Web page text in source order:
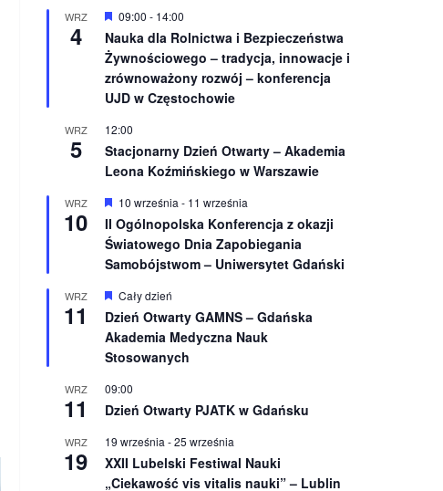
n
e
WRZ
4
W
r
ó
ż
n
i
n
e
09:00 - 14:00
Nauka dla Rolnictwa i Bezpieczeństwa
Żywnościowego – tradycja, innowacje i
zrównoważony rozwój – konferencja
UJD w Częstochowie
WRZ
5
12:00
Stacjonarny Dzień Otwarty – Akademia
Leona Koźmińskiego w Warszawie
WRZ
10
W
y
r
ó
ż
n
o
n
e
10 września - 11 września
II Ogólnopolska Konferencja z okazji
Światowego Dnia Zapobiegania
Samobójstwom – Uniwersytet Gdański
WRZ
11
W
y
r
ó
ż
n
o
n
Cały dzień
Dzień Otwarty GAMNS – Gdańska
Akademia Medyczna Nauk
Stosowanych
WRZ
11
09:00
Dzień Otwarty PJATK w Gdańsku
WRZ
19
19 września -25 września
XXII Lubelski Festiwal Nauki
„Ciekawość vis vitalis nauki” – Lublin